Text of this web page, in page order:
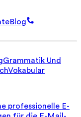
Blog
Grammatik Und
Vokabular
professionelle E-